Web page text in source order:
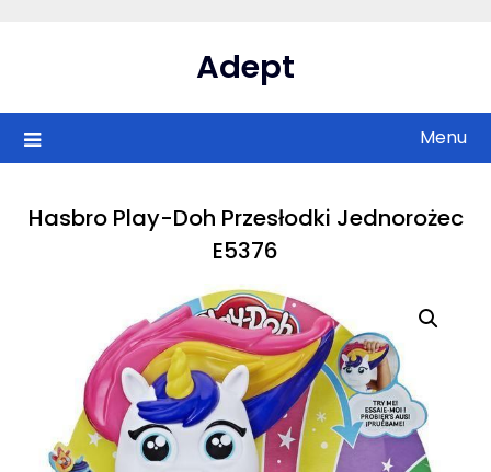
Adept
Menu
Hasbro Play-Doh Przesłodki Jednorożec
E5376